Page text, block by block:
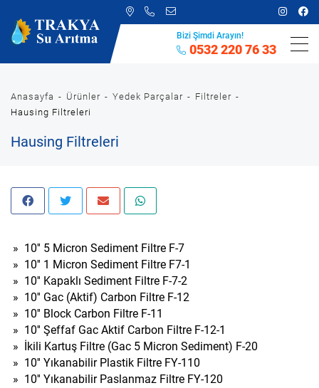
Bizi Şimdi Arayın!
0532 220 76 33
Anasayfa Ürünler Yedek Parçalar
Filtreler
Hausing Filtreleri
Hausing Filtreleri
» 10'' 5 Micron Sediment Filtre F-7
» 10'' 1 Micron Sediment Filtre F7-1
» 10'' Kapaklı Sediment Filtre F-7-2
» 10'' Gac (Aktif) Carbon Filtre F-12
» 10'' Block Carbon Filtre F-11
» 10'' Şeffaf Gac Aktif Carbon Filtre F-12-1
» İkili Kartuş Filtre (Gac 5 Micron Sediment) F-20
» 10'' Yıkanabilir Plastik Filtre FY-110
» 10'' Yıkanabilir Paslanmaz Filtre FY-120